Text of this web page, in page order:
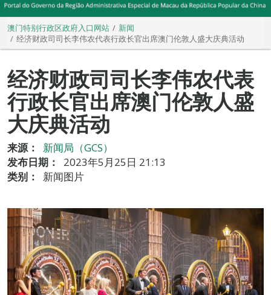
澳门特别行政区政府入口网站
新闻
经济财政司司长李伟农代表行政长官出席澳门伦敦人盛大庆典活动
经济财政司司长李伟农代表
行政长官出席澳门伦敦人盛
大庆典活动
来源：
新闻局（GCS）
发布日期：
2023年5月25日 21:13
类别：
新闻图片